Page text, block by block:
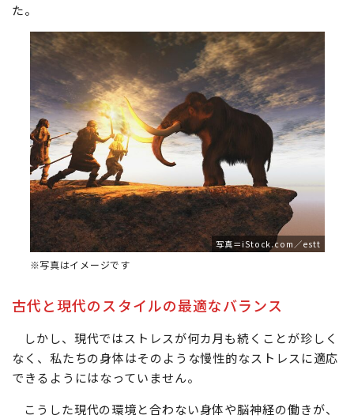
ため、身体は「戦うか逃げるか」という短時間のストレス
（数分から数十分）に対応できるように作られていまし
た。
※写真はイメージです
古代と現代のスタイルの最適なバランス
しかし、現代ではストレスが何カ月も続くことが珍しく
なく、私たちの身体はそのような慢性的なストレスに適応